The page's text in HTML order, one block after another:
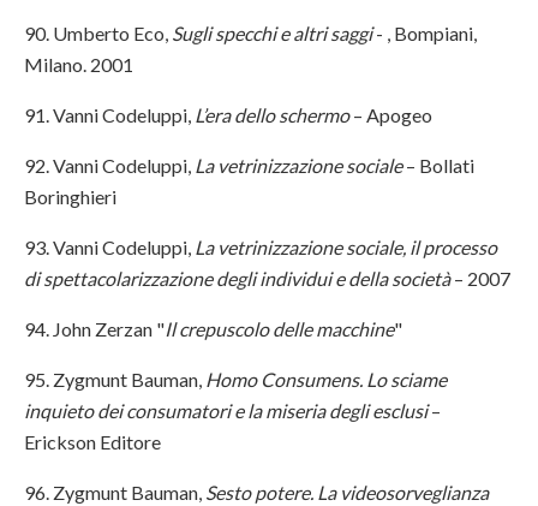
90. Umberto Eco, Sugli specchi e altri saggi- , Bompiani,
Milano. 2001
91. Vanni Codeluppi, L’era dello schermo– Apogeo
92. Vanni Codeluppi, La vetrinizzazione sociale– Bollati
Boringhieri
93. Vanni Codeluppi, La vetrinizzazione sociale, il processo
di spettacolarizzazione degli individui e della società– 2007
94. John Zerzan "Il crepuscolo delle macchine"
95. Zygmunt Bauman, Homo Consumens. Lo sciame
inquieto dei consumatori e la miseria degli esclusi–
Erickson Editore
96. Zygmunt Bauman, Sesto potere. La videosorveglianza